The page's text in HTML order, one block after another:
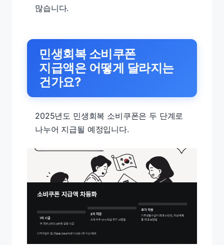
많습니다.
민생회복 소비쿠폰
지급액은 어떻게 달라지는
건가요?
2025년도 민생회복 소비쿠폰은 두 단계로
나누어 지급될 예정입니다.